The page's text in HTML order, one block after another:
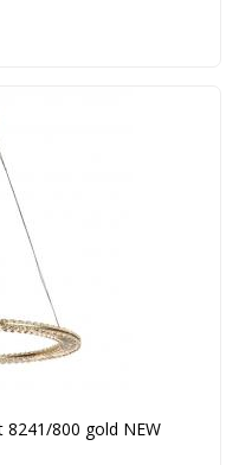
800 gold NEW